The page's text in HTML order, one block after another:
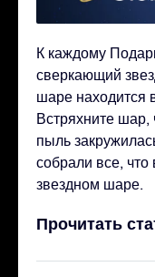
К каждому
сверкающий
шаре находится
Встряхните шар,
пыль
собрали все,
звездном шаре.
Прочитать